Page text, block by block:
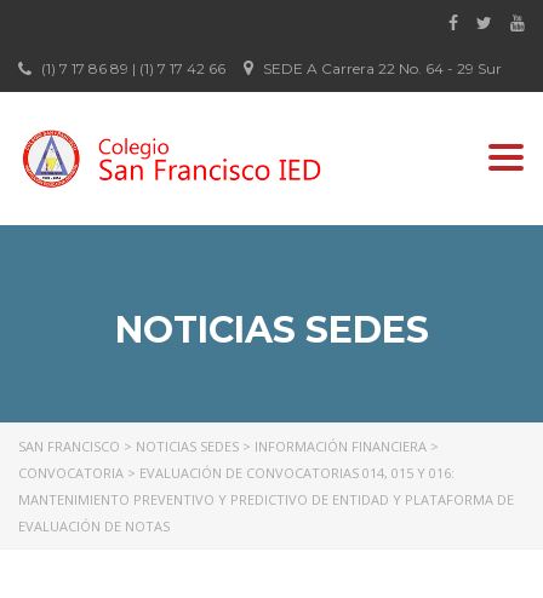
SEDE A Carrera 22 No. 64 - 29 Sur
(1) 7 17 86 89 | (1) 7 17 42 66
NOTICIAS SEDES
SAN FRANCISCO > NOTICIAS SEDES > INFORMACIÓN FINANCIERA >
CONVOCATORIA > EVALUACIÓN DE CONVOCATORIAS 014, 015 Y 016:
MANTENIMIENTO PREVENTIVO Y PREDICTIVO DE ENTIDAD Y PLATAFORMA DE
EVALUACIÓN DE NOTAS